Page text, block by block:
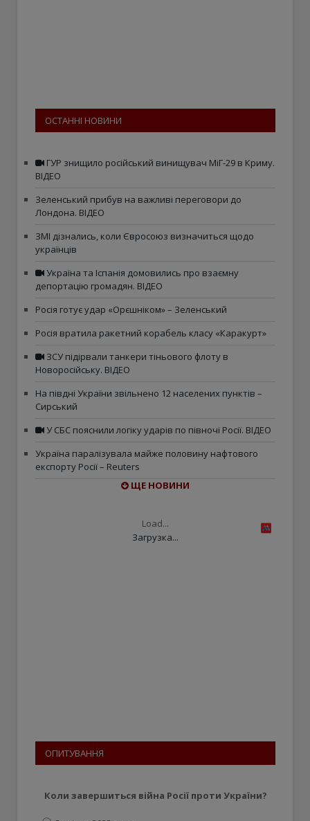
ОСТАННІ НОВИНИ
ГУР знищило російський винищувач МіГ-29 в Криму.
ВІДЕО
Зеленський прибув на важливі переговори до
Лондона. ВІДЕО
ЗМІ дізнались, коли Євросоюз визначиться щодо
українців
Україна та Іспанія домовились про взаємну
депортацію громадян. ВІДЕО
Росія готує удар «Орєшніком» – Зеленський
Росія вратила ракетний корабель класу «Каракурт»
ЗСУ підірвали танкери тіньового флоту в
Новоросійську. ВІДЕО
На півдні України звільнено 12 населених пунктів –
Сирський
У СБС пояснили логіку ударів по півночі Росії. ВІДЕО
Україна паралізувала майже половину нафтового
експорту Росії – Reuters
ЩЕ НОВИНИ
Load...
Загрузка...
ОПИТУВАННЯ
Коли завершиться війна Росії проти України?